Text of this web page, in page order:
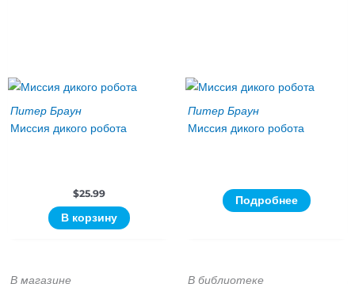
Питер Браун
Миссия дикого робота
$25.99
В корзину
Питер Браун
Миссия дикого робота
Подробнее
В магазине В библиотеке